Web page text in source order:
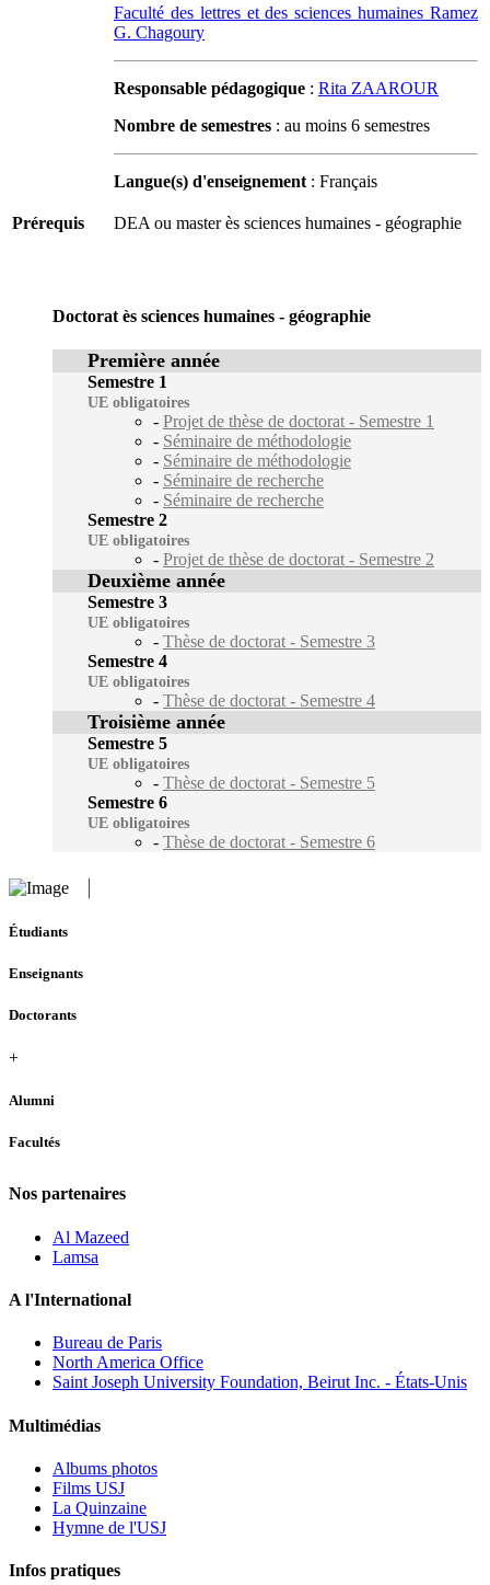
Faculté des lettres et des sciences humaines Ramez
G. Chagoury
Responsable pédagogique : Rita ZAAROUR
Nombre de semestres : au moins 6 semestres
Langue(s) d'enseignement: Français
Prérequis DEA ou master ès sciences humaines - géographie
Doctorat ès sciences humaines - géographie
Première année
Semestre 1
UE obligatoires
- Projet de thèse de doctorat - Semestre 1
- Séminaire de méthodologie
- Séminaire de méthodologie
- Séminaire de recherche
- Séminaire de recherche
Semestre 2
UE obligatoires
- Projet de thèse de doctorat - Semestre 2
Deuxième année
Semestre 3
UE obligatoires
- Thèse de doctorat - Semestre 3
Semestre 4
UE obligatoires
- Thèse de doctorat - Semestre 4
Troisième année
Semestre 5
UE obligatoires
- Thèse de doctorat - Semestre 5
Semestre 6
UE obligatoires
- Thèse de doctorat - Semestre 6
Étudiants
Enseignants
Doctorants
+
Alumni
Facultés
Nos partenaires
Al Mazeed
Lamsa
A l'International
Bureau de Paris
North America Office
Saint Joseph University Foundation, Beirut Inc. - États-Unis
Multimédias
Albums photos
Films USJ
La Quinzaine
Hymne de l'USJ
Infos pratiques